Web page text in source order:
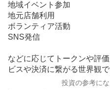
地域イベント 参加
地元店舗利用
ボランティア活動
SNS発信
などに応じてトークンや評
ビスや決済に繋がる世界観で
投資の参考に